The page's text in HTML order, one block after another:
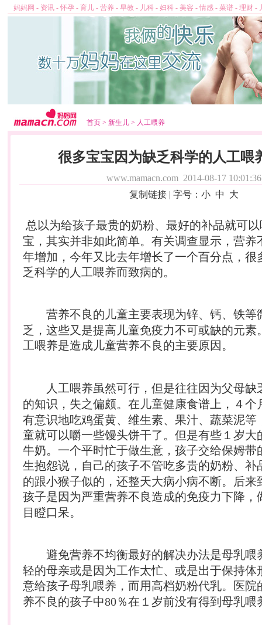
妈妈网 - 资讯 - 怀孕 - 育儿 - 营养 - 早教 - 儿科 - 妇科 - 美容 - 情感 - 菜谱 - 理财 -
首页 > 新生儿 > 人工喂养
很多宝宝因为缺乏科学的人工喂
www.mamacn.com 2014-08-17 10:01:36
复制链接 | 字号： 小 中 大
总以为给孩子最贵的奶粉、最好的补品就可
宝，其实并非如此简单。有关调查显示， 营养
年增加，今年又比去年增长了一个百分点，很
乏科学的人工喂养而致病的。
营养不良的儿童主要表现为锌、钙、铁等
乏，这些又是提高儿童免疫力不可或缺的元素
工喂养是造成儿童营养不良的主要原因。
人工喂养虽然可行，但是往往因为父母缺
的知识，失之偏颇。在儿童健康食谱上，４个
有意识地吃鸡蛋黄、维生素、果汁、蔬菜泥等
童就可以嚼一些馒头饼干了。但是有些１岁大
牛奶。一个平时忙于做生意，孩子交给保姆带
生抱怨说，自己的孩子不管吃多贵的奶粉、补
的跟小猴子似的，还整天大病小病不断。后来
孩子是因为严重营养不良造成的免疫力下降，
目瞪口呆。
避免营养不均衡最好的解决办法是母乳喂
轻的母亲或是因为工作太忙、或是出于保持体
意给孩子母乳喂养，而用高档奶粉代乳。医院
养不良的孩子中80％在１岁前没有得到母乳喂